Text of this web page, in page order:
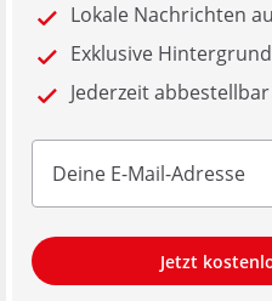
Lokale Nachrichten
Exklusive
Jederzeit abbestellbar
Jetzt